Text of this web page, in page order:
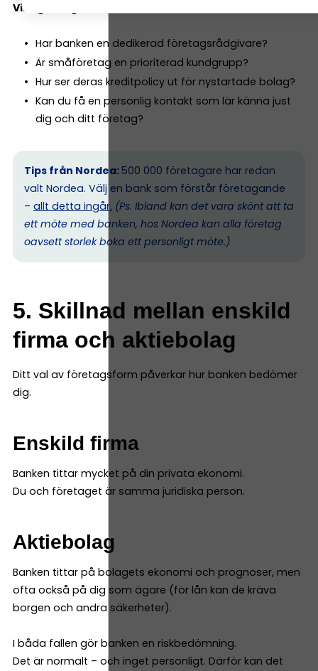
Viktiga frågor att ställa:
Har banken en dedikerad företagsrådgivare?
Är småföretag en prioriterad kundgrupp?
Hur ser deras kreditpolicy ut för nystartade bolag?
Kan du få en personlig kontakt som lär känna just
dig och ditt företag?
Tips från Nordea: 500 000 företagare har redan
valt Nordea. Välj en bank som förstår företagande
– allt detta ingår. (Ps. Ibland kan det vara skönt att ta
ett möte med banken, hos Nordea kan alla företag
oavsett storlek boka ett personligt möte.)
5. Skillnad mellan enskild
firma och aktiebolag
Ditt val av företagsform påverkar hur banken bedömer
dig.
Enskild firma
Banken tittar mycket på din privata ekonomi.
Du och företaget är samma juridiska person.
Aktiebolag
Banken tittar på bolagets ekonomi och prognoser, men
ofta också på dig som ägare (för lån kan de kräva
borgen och andra säkerheter).
I båda fallen gör banken en riskbedömning.
Det är normalt – och inget personligt. Därför kan det